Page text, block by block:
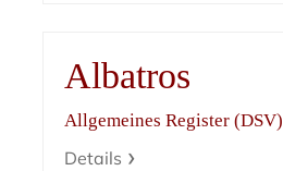
Albatros
Allgemeines Register (DSV)
Details